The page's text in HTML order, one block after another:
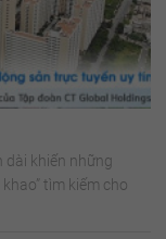
dài khiến những
tìm kiếm cho